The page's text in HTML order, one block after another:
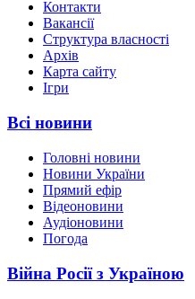
Контакти
Вакансії
Структура власності
Архів
Карта сайту
Ігри
Всі новини
Головні новини
Новини України
Прямий ефір
Відеоновини
Аудіоновини
Погода
Війна Росії з Україною